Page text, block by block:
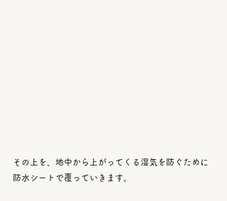
その上を、地中から上がってくる湿気を防ぐために
防水シートで覆っていきます。